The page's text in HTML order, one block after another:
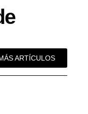
ARTÍCULOS